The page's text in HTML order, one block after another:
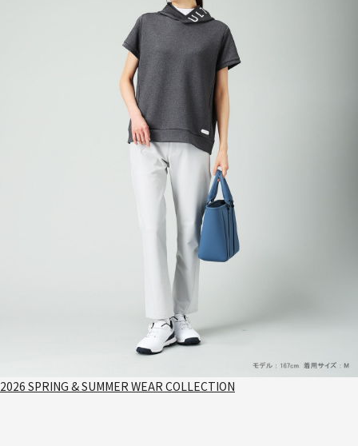
2026 SPRING & SUMMER WEAR COLLECTION